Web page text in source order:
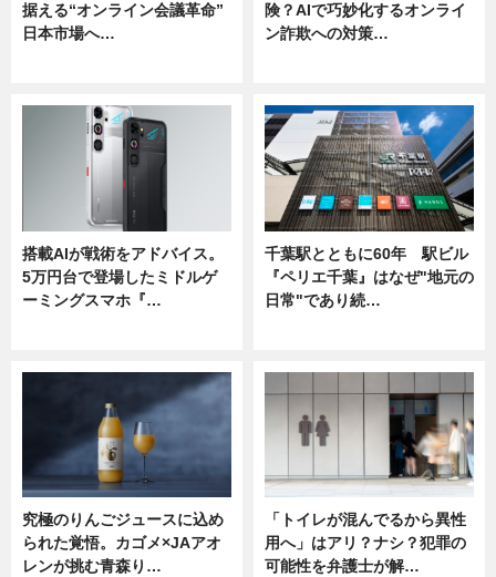
据える“オンライン会議革命”
日本市場へ…
険？AIで巧妙化するオンライ
ン詐欺への対策…
搭載AIが戦術をアドバイス。
5万円台で登場したミドルゲ
ーミングスマホ『…
千葉駅とともに60年 駅ビル
『ペリエ千葉』はなぜ"地元の
日常"であり続…
究極のりんごジュースに込め
られた覚悟。カゴメ×JAアオ
レンが挑む青森り…
「トイレが混んでるから異性
用へ」はアリ？ナシ？犯罪の
可能性を弁護士が解…